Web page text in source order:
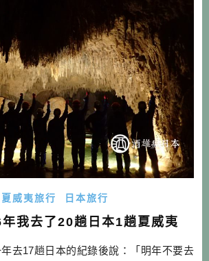
師的完美結合，說到當時的體驗，還真的
每一餐都讓酒 […]…
夏威夷旅行 日本旅行
我去了20趟日本1趟夏威夷
去17趟日本的紀錄後說：「明年不要去